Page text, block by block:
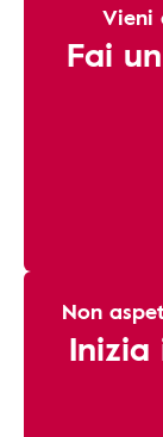
Vieni
Fai
Non